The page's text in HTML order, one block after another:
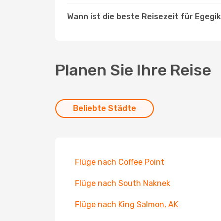
Wann ist die beste Reisezeit für
Planen Sie Ihre Reise
Beliebte Städte
Flüge nach Coffee Point
Flüge nach South Naknek
Flüge nach King Salmon, AK